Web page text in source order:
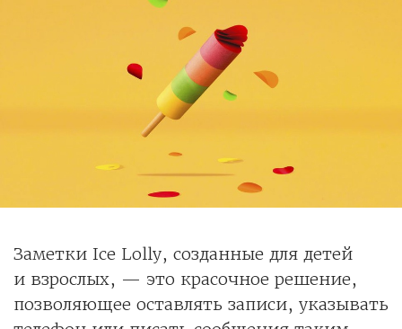
Заметки Ice Lolly, созданные для детей
и взрослых, — это красочное решение,
позволяющее оставлять записи, указывать